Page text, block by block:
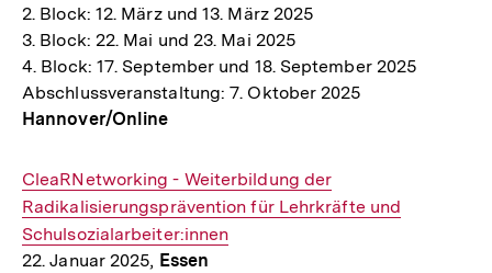
2. Block: 12. März und 13. März 2025
3. Block: 22. Mai und 23. Mai 2025
4. Block: 17. September und 18. September 2025
Abschlussveranstaltung: 7. Oktober 2025
Hannover/Online
Interner
Link:
CleaRNetworking - Weiterbildung der
Radikalisierungsprävention für Lehrkräfte und
Schulsozialarbeiter:innen
22. Januar 2025, Essen